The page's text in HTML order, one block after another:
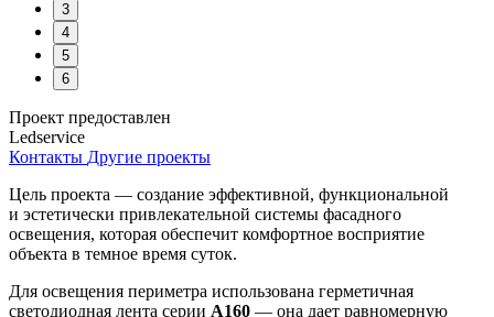
3
4
5
6
Проект предоставлен
Ledservice
Контакты Другие проекты
Цель проекта — создание эффективной, функциональной
и эстетически привлекательной системы фасадного
освещения, которая обеспечит комфортное восприятие
объекта в темное время суток.
Для освещения периметра использована герметичная
светодиодная лента серии А160 — она дает равномерную